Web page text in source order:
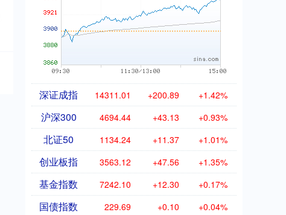
深证成指 14311.01 +200.89 +1.42%
沪深300 4694.44 +43.13 +0.93%
北证50 1134.24 +11.37 +1.01%
创业板指 3563.12 +47.56 +1.35%
基金指数 7242.10 +12.30 +0.17%
国债指数 229.69 +0.10 +0.04%